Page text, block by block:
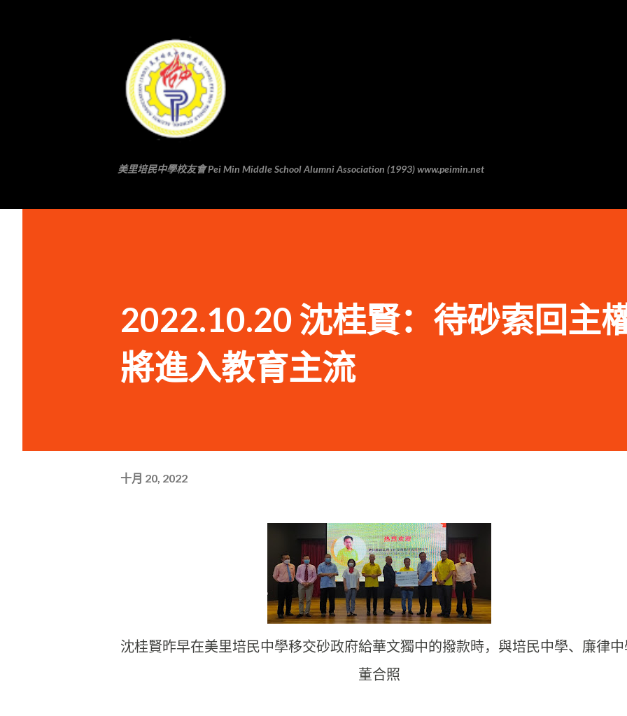
美里培民中學校友會 Pei Min Middle School Alumni Association (1993) www.peimin.net
2022.10.20 沈桂賢：待砂索回主
將進入教育主流
十月 20, 2022
沈桂賢昨早在美里培民中學移交砂政府給華文獨中的撥款時，與培民中學、廉律
董合照